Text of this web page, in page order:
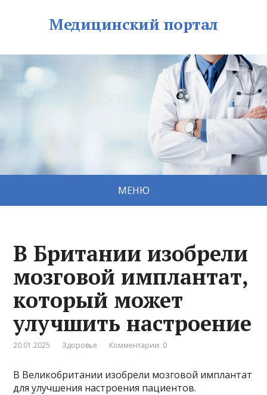
Медицинский портал
МЕНЮ
В Британии изобрели
мозговой имплантат,
который может
улучшить настроение
20.01.2025 Здоровье Комментарии: 0
В Великобритании изобрели мозговой имплантат
для улучшения настроения пациентов.